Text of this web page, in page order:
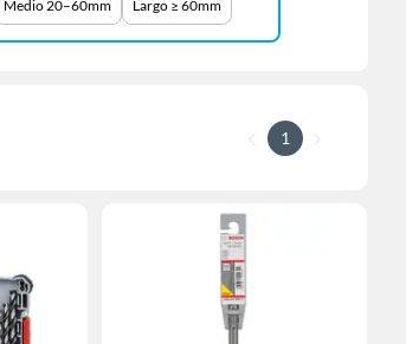
Medio 20–60mm Largo ≥ 60mm
1